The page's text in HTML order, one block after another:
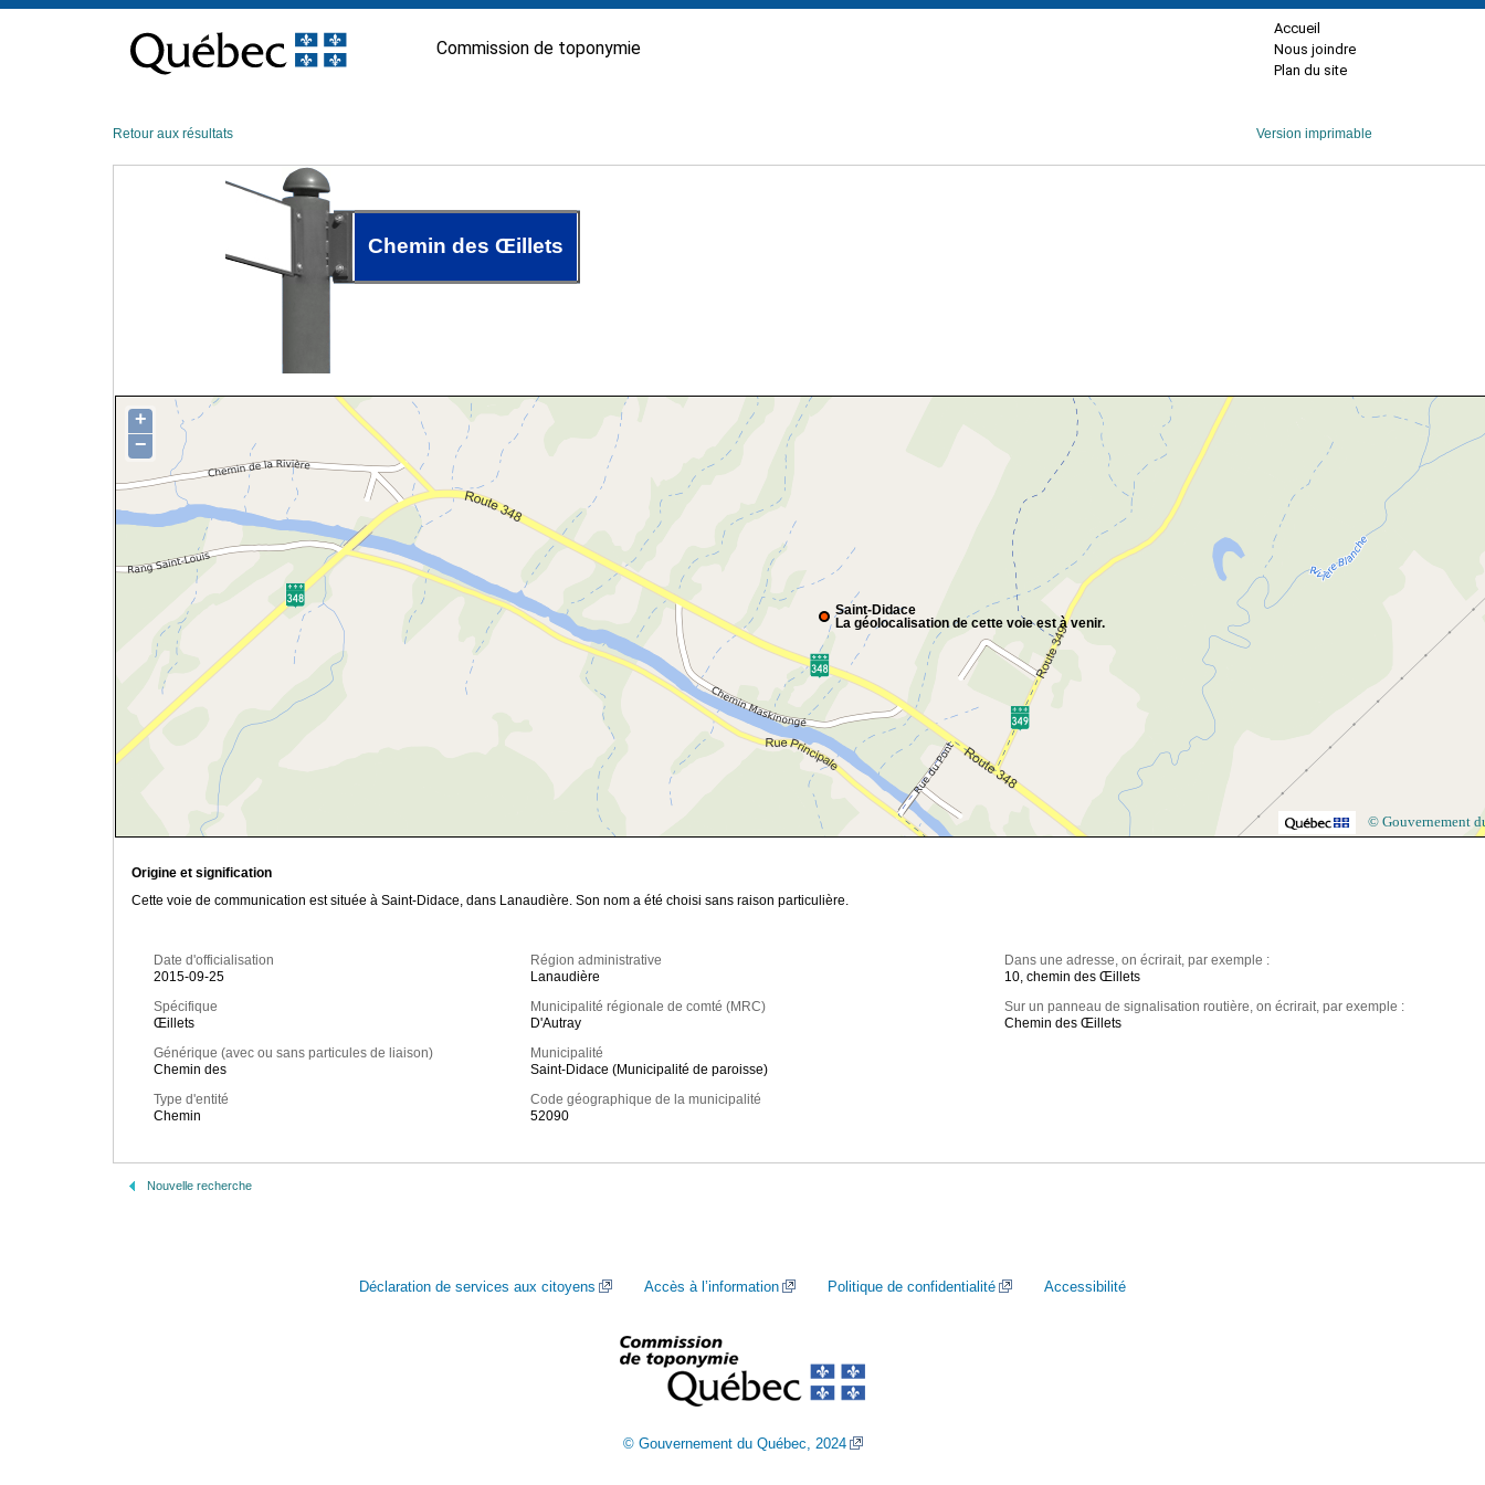
contenu
Commission de toponymie
Accueil
Nous joindre
Plan du site
Retour aux résultats Version imprimable
Chemin des Œillets
Saint-Didace
La géolocalisation de cette voie est à venir.
+
−
© Gouvernement
Origine et signification
Cette voie de communication est située à Saint-Didace, dans Lanaudière. Son nom a été choisi sans raison particulière.
Date d'officialisation
2015-09-25
Spécifique
Œillets
Générique (avec ou sans particules de liaison)
Chemin des
Type d'entité
Chemin
Région administrative
Lanaudière
Municipalité régionale de comté (MRC)
D'Autray
Municipalité
Saint-Didace (Municipalité de paroisse)
Code géographique de la municipalité
52090
Dans une adresse, on écrirait, par exemple :
10, chemin des Œillets
Sur un panneau de signalisation routière, on écrirait, par exemple :
Chemin des Œillets
Nouvelle recherche
Déclaration de services aux citoyens Accès à l’information Politique de confidentialité Accessibilité
© Gouvernement du Québec, 2024